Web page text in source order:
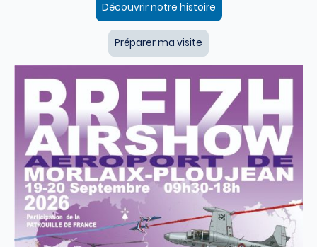
Découvrir notre histoire
Préparer ma visite